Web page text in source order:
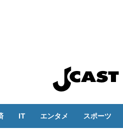
IT エンタメ スポーツ